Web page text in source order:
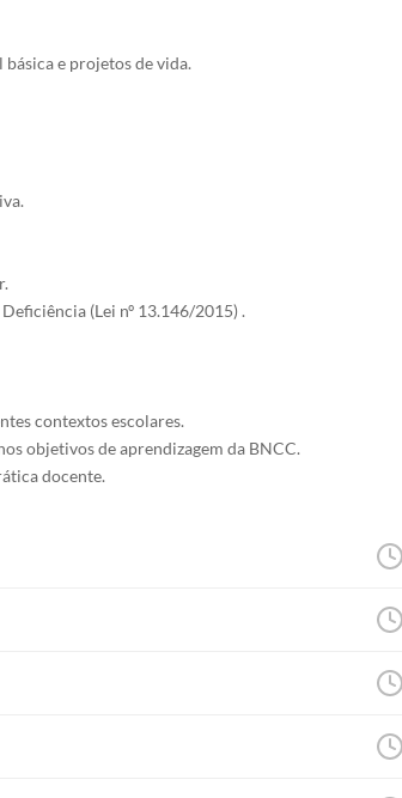
e projetos de vida.
(Lei nº 13.146/2015) .
contextos escolares.
objetivos de aprendizagem da BNCC.
docente.